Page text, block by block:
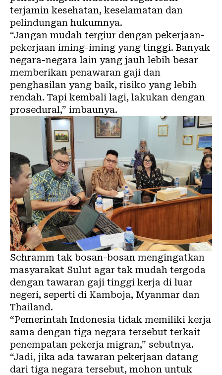
terjamin kesehatan, keselamatan dan
pelindungan hukumnya.
“Jangan mudah tergiur dengan pekerjaan-
pekerjaan iming-iming yang tinggi. Banyak
negara-negara lain yang jauh lebih besar
memberikan penawaran gaji dan
penghasilan yang baik, risiko yang lebih
rendah. Tapi kembali lagi, lakukan dengan
prosedural,” imbaunya.
Schramm tak bosan-bosan mengingatkan
masyarakat Sulut agar tak mudah tergoda
dengan tawaran gaji tinggi kerja di luar
negeri, seperti di Kamboja, Myanmar dan
Thailand.
“Pemerintah Indonesia tidak memiliki kerja
sama dengan tiga negara tersebut terkait
penempatan pekerja migran,” sebutnya.
“Jadi, jika ada tawaran pekerjaan datang
dari tiga negara tersebut, mohon untuk